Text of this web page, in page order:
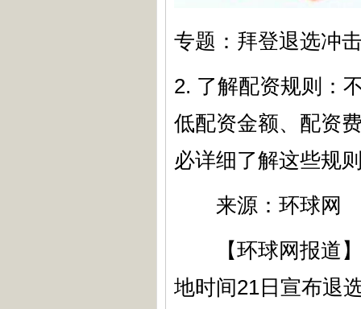
专题：拜登退选冲
2. 了解配资规则：
低配资金额、配资
必详细了解这些规
来源：环球网
【环球网报道】
地时间21日宣布退